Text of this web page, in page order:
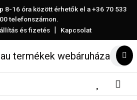
8-16 óra között érhetők el a+36 70 533
telefonszámon.
és fizetés | Kapcsolat